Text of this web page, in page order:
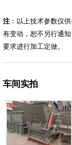
注 ：以上技术参数仅
有变动，恕不另行通
要求进行加工定做。
车间实拍